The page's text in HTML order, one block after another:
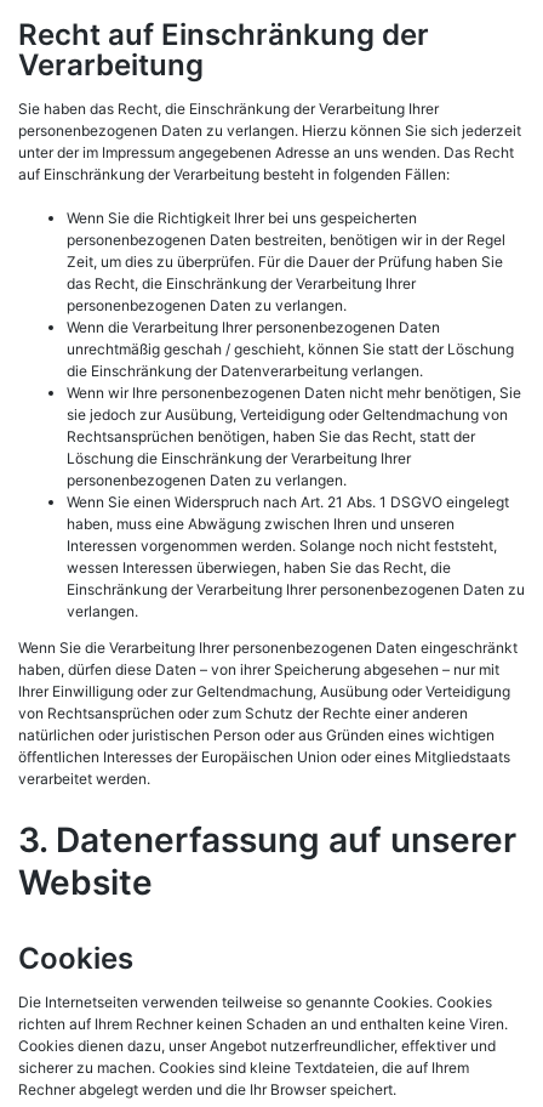
Recht auf Einschränkung der
Verarbeitung
Sie haben das Recht, die Einschränkung der Verarbeitung Ihrer
personenbezogenen Daten zu verlangen. Hierzu können Sie sich jederzeit
unter der im Impressum angegebenen Adresse an uns wenden. Das Recht
auf Einschränkung der Verarbeitung besteht in folgenden Fällen:
Wenn Sie die Richtigkeit Ihrer bei uns gespeicherten
personenbezogenen Daten bestreiten, benötigen wir in der Regel
Zeit, um dies zu überprüfen. Für die Dauer der Prüfung haben Sie
das Recht, die Einschränkung der Verarbeitung Ihrer
personenbezogenen Daten zu verlangen.
Wenn die Verarbeitung Ihrer personenbezogenen Daten
unrechtmäßig geschah / geschieht, können Sie statt der Löschung
die Einschränkung der Datenverarbeitung verlangen.
Wenn wir Ihre personenbezogenen Daten nicht mehr benötigen, Sie
sie jedoch zur Ausübung, Verteidigung oder Geltendmachung von
Rechtsansprüchen benötigen, haben Sie das Recht, statt der
Löschung die Einschränkung der Verarbeitung Ihrer
personenbezogenen Daten zu verlangen.
Wenn Sie einen Widerspruch nach Art. 21 Abs. 1 DSGVO eingelegt
haben, muss eine Abwägung zwischen Ihren und unseren
Interessen vorgenommen werden. Solange noch nicht feststeht,
wessen Interessen überwiegen, haben Sie das Recht, die
Einschränkung der Verarbeitung Ihrer personenbezogenen Daten zu
verlangen.
Wenn Sie die Verarbeitung Ihrer personenbezogenen Daten eingeschränkt
haben, dürfen diese Daten – von ihrer Speicherung abgesehen – nur mit
Ihrer Einwilligung oder zur Geltendmachung, Ausübung oder Verteidigung
von Rechtsansprüchen oder zum Schutz der Rechte einer anderen
natürlichen oder juristischen Person oder aus Gründen eines wichtigen
öffentlichen Interesses der Europäischen Union oder eines Mitgliedstaats
verarbeitet werden.
3. Datenerfassung auf unserer
Website
Cookies
Die Internetseiten verwenden teilweise so genannte Cookies. Cookies
richten auf Ihrem Rechner keinen Schaden an und enthalten keine Viren.
Cookies dienen dazu, unser Angebot nutzerfreundlicher, effektiver und
sicherer zu machen. Cookies sind kleine Textdateien, die auf Ihrem
Rechner abgelegt werden und die Ihr Browser speichert.